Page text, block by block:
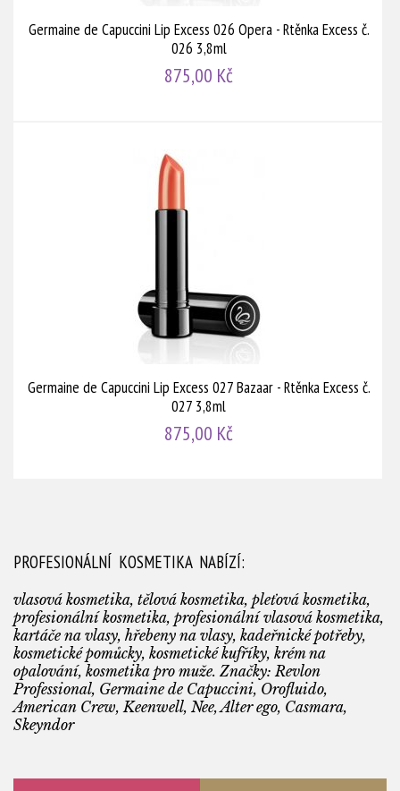
Germaine de Capuccini Lip Excess 026 Opera - Rtěnka Excess č.
026 3,8ml
875,00 Kč
Germaine de Capuccini Lip Excess 027 Bazaar - Rtěnka Excess č.
027 3,8ml
875,00 Kč
PROFESIONÁLNÍ KOSMETIKA NABÍZÍ:
vlasová kosmetika, tělová kosmetika, pleťová kosmetika,
profesionální kosmetika, profesionální vlasová kosmetika,
kartáče na vlasy, hřebeny na vlasy, kadeřnické potřeby,
kosmetické pomůcky, kosmetické kufříky, krém na
opalování, kosmetika pro muže. Značky: Revlon
Professional, Germaine de Capuccini, Orofluido,
American Crew, Keenwell, Nee, Alter ego, Casmara,
Skeyndor